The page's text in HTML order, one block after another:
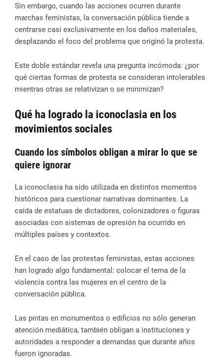
Sin embargo, cuando las acciones ocurren durante
marchas feministas, la conversación pública tiende a
centrarse casi exclusivamente en los daños materiales,
desplazando el foco del problema que originó la protesta.
Este doble estándar revela una pregunta incómoda: ¿por
qué ciertas formas de protesta se consideran intolerables
mientras otras se relativizan o se minimizan?
Qué ha logrado la iconoclasia en los
movimientos sociales
Cuando los símbolos obligan a mirar lo que se
quiere ignorar
La iconoclasia ha sido utilizada en distintos momentos
históricos para cuestionar narrativas dominantes. La
caída de estatuas de dictadores, colonizadores o figuras
asociadas con sistemas de opresión ha ocurrido en
múltiples países y contextos.
En el caso de las protestas feministas, estas acciones
han logrado algo fundamental: colocar el tema de la
violencia contra las mujeres en el centro de la
conversación pública.
Las pintas en monumentos o edificios no sólo generan
atención mediática, también obligan a instituciones y
autoridades a responder a demandas que durante años
fueron ignoradas.